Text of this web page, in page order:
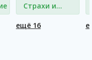
Страхи и
фобии
ещё 16